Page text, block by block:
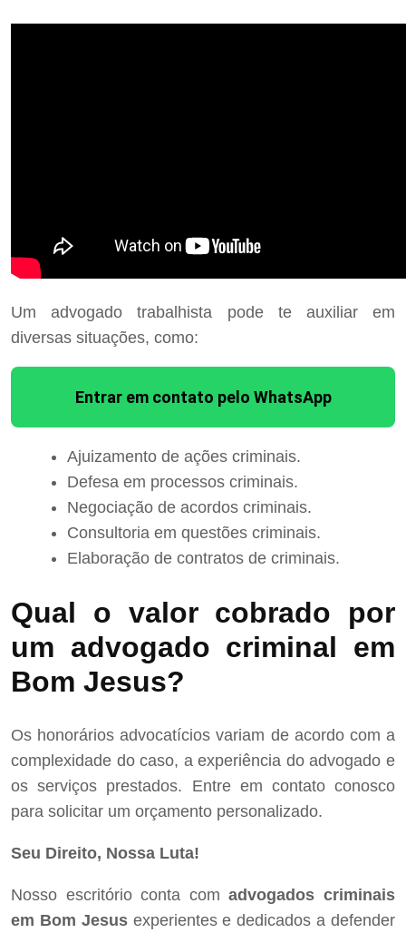
Um advogado trabalhista pode te auxiliar em
diversas situações, como:
Entrar em contato pelo WhatsApp
Ajuizamento de ações criminais.
Defesa em processos criminais.
Negociação de acordos criminais.
Consultoria em questões criminais.
Elaboração de contratos de criminais.
Qual o valor cobrado por
um advogado criminal em
Bom Jesus?
Os honorários advocatícios variam de acordo com a
complexidade do caso, a experiência do advogado e
os serviços prestados. Entre em contato conosco
para solicitar um orçamento personalizado.
Seu Direito, Nossa Luta!
Nosso escritório conta comadvogados criminais
em Bom Jesusexperientes e dedicados a defender